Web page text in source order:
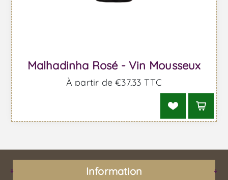
Malhadinha Rosé - Vin Mousseux
À partir de €37,33 TTC
Information